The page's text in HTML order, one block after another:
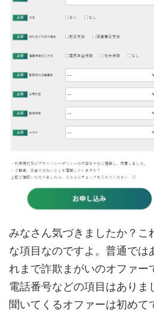
みなさん気づきましたか？こ
な項目なのですよ。普通では
れまで詐欺まがいのオファー
電話番号などの項目はありま
聞いてくるオファーは初めて